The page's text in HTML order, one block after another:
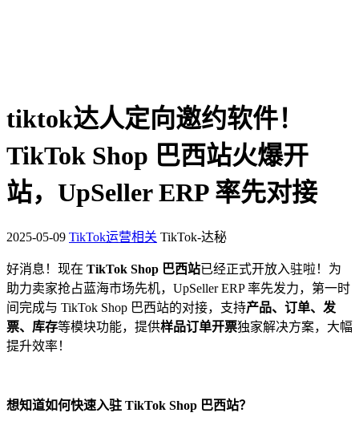
tiktok达人定向邀约软件！
TikTok Shop 巴西站火爆开
站，UpSeller ERP 率先对接
2025-05-09 TikTok运营相关 TikTok-达秘
好消息！现在 TikTok Shop 巴西站已经正式开放入驻啦！为
助力卖家抢占蓝海市场先机，UpSeller ERP 率先发力，第一时
间完成与 TikTok Shop 巴西站的对接，支持产品、订单、发
票、库存等模块功能，提供样品订单开票独家解决方案，大幅
提升效率！
想知道如何快速入驻 TikTok Shop 巴西站？